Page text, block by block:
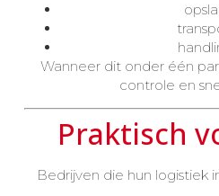
Wanneer dit onder één
controle en
Praktisch
Bedrijven die hun logistiek